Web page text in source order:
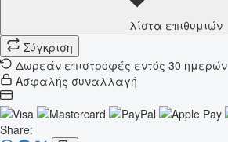
λίστα επιθυμιών
Σύγκριση
Δωρεάν επιστροφές εντός 30 ημερών
Ασφαλής συναλλαγή
Share: